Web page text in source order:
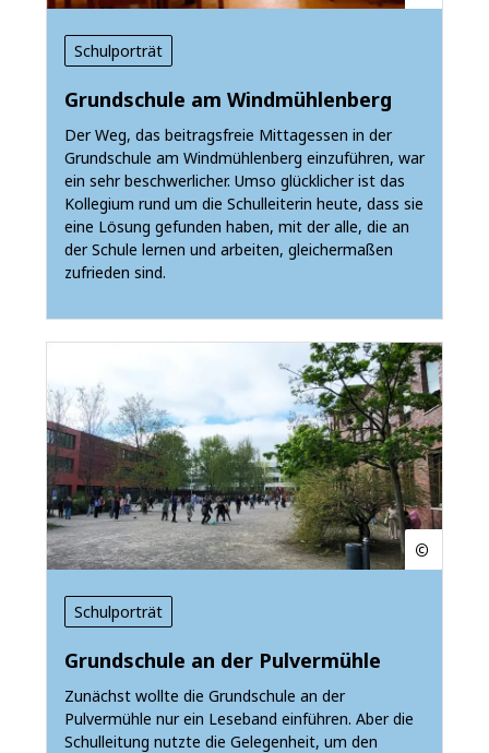
Schulporträt
Grundschule am Windmühlenberg
Der Weg, das beitragsfreie Mittagessen in der
Grundschule am Windmühlenberg einzuführen, war
ein sehr beschwerlicher. Umso glücklicher ist das
Kollegium rund um die Schulleiterin heute, dass sie
eine Lösung gefunden haben, mit der alle, die an
der Schule lernen und arbeiten, gleichermaßen
zufrieden sind.
Schulporträt
Grundschule an der Pulvermühle
Zunächst wollte die Grundschule an der
Pulvermühle nur ein Leseband einführen. Aber die
Schulleitung nutzte die Gelegenheit, um den